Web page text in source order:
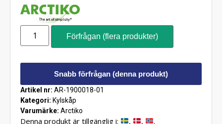
Förfrågan (flera produkter)
Snabb förfrågan (denna produkt)
Artikel nr: AR-1900018-01
Kategori: Kylskåp
Varumärke: Arctiko
Denna produkt är tillgänglig i: , , .